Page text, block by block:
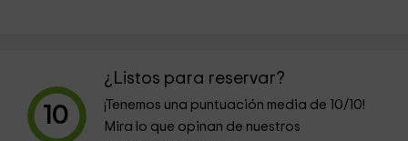
10
¿Listos para reservar?
¡Tenemos una puntuación media de 10/10!
Mira lo que opinan de nuestros